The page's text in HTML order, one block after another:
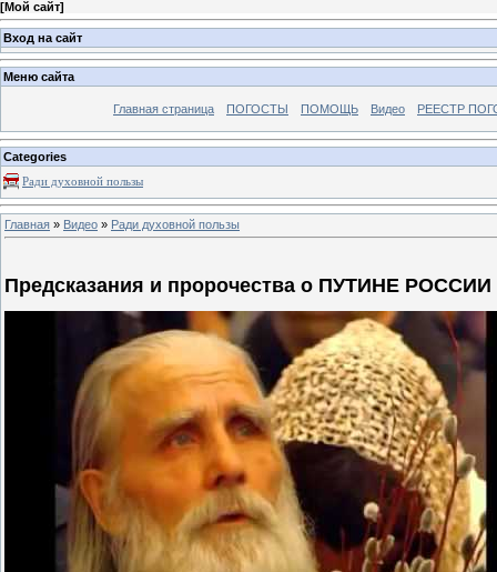
[Мой сайт]
Вход на сайт
Меню сайта
Главная страница ПОГОСТЫ ПОМОЩЬ Видео РЕЕСТР
Categories
Ради духовной пользы
Главная » Видео » Ради духовной пользы
Предсказания и пророчества о ПУТИНЕ РОССИИ